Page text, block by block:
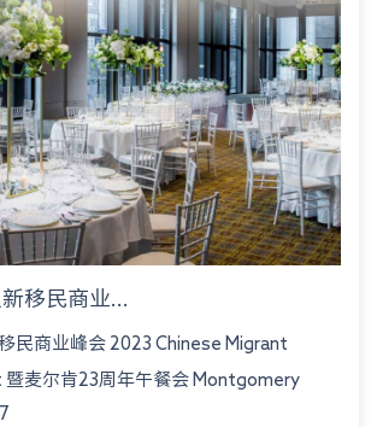
移民商业...
民商业峰会 2023 Chinese Migrant
暨麦尔肯23周年午餐会 Montgomery
23rd An...